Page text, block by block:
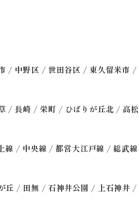
/ 中野区 / 世田谷区 / 東久留米市 /
/ 長崎 / 栄町 / ひばりが丘北 / 高松
線 / 中央線 / 都営大江戸線 / 総武線
丘 / 田無 / 石神井公園 / 上石神井 /